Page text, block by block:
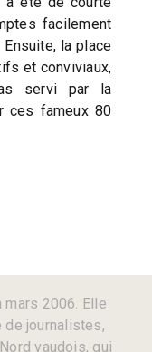
facilement
la place
et conviviaux,
servi par la
ces fameux 80
mars 2006. Elle
de journalistes,
vaudois, qui